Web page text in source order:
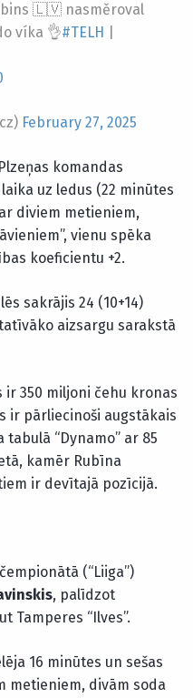
🇱🇻 nasměroval
víka 👌#TELH
February 27, 2025
komandas
uz ledus (22 minūtes
diviem metieniem,
vienu spēka
koeficientu +2.
sakrājis 24 (10+14)
aizsargu sarakstā
ir 350 miljoni čehu kronas
ir pārliecinoši augstākais
“Dynamo” ar 85
kamēr Rubīna
ir devītajā pozīcijā.
(“Liiga”)
, palīdzot
Tamperes “Ilves”.
16 minūtes un sešas
metieniem, divām soda